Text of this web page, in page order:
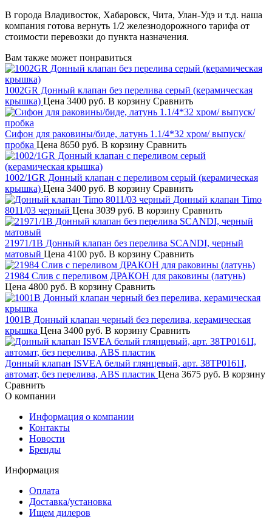
В города Владивосток, Хабаровск, Чита, Улан-Удэ и т.д. наша
компания готова вернуть 1/2 железнодорожного тарифа от
стоимости перевозки до пункта назначения.
Вам также может понравиться
1002GR Донный клапан без перелива серый (керамическая
крышка) Цена 3400 руб. В корзину Сравнить
Сифон для раковины/биде, латунь 1.1/4*32 хром/ выпуск/
пробка Цена 8650 руб. В корзину Сравнить
1002/1GR Донный клапан с переливом серый (керамическая
крышка) Цена 3400 руб. В корзину Сравнить
Донный клапан Timo
8011/03 черный Цена 3039 руб. В корзину Сравнить
21971/1B Донный клапан без перелива SCANDI, черный
матовый Цена 4100 руб. В корзину Сравнить
21984 Слив с переливом ДРАКОН для раковины (латунь)
Цена 4800 руб. В корзину Сравнить
1001B Донный клапан черный без перелива, керамическая
крышка Цена 3400 руб. В корзину Сравнить
Донный клапан ISVEA белый глянцевый, арт. 38TP0161I,
автомат, без перелива, ABS пластик Цена 3675 руб. В корзину
Сравнить
О компании
Информация о компании
Контакты
Новости
Бренды
Информация
Оплата
Доставка/установка
Ищем дилеров